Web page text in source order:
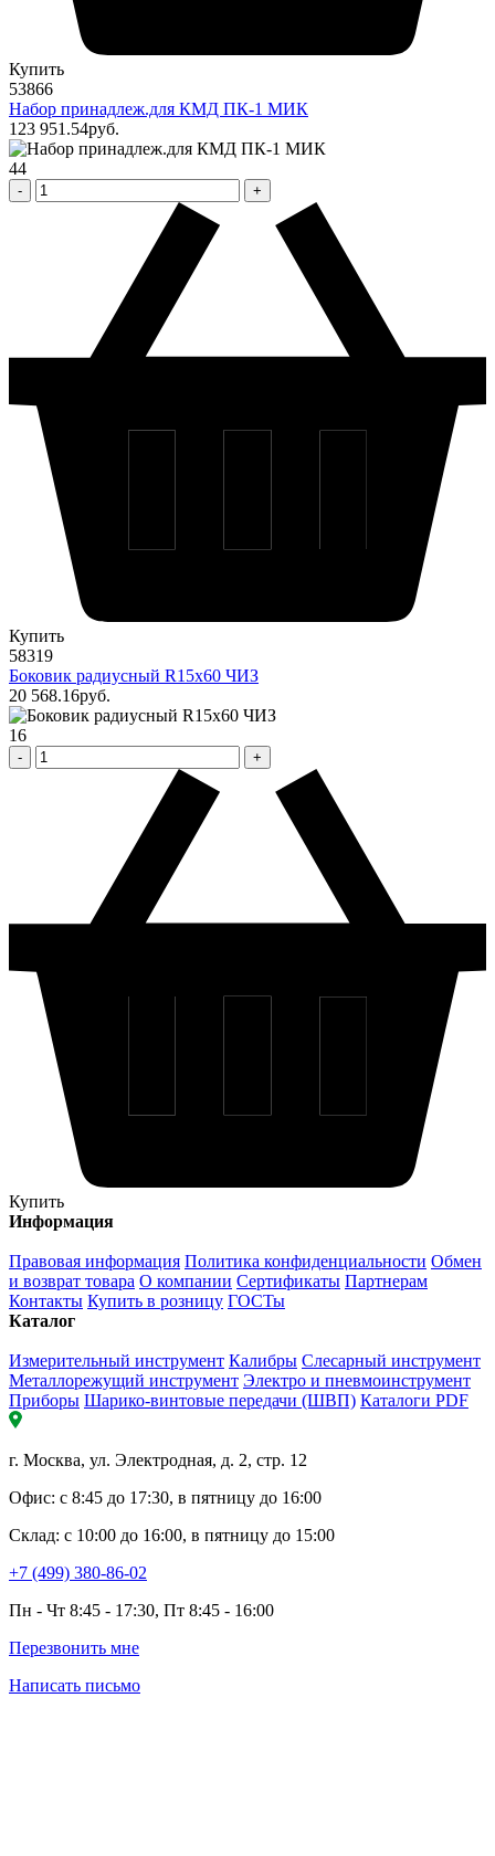
Купить
53866
Набор принадлеж.для КМД ПК-1 МИК
123 951.54pуб.
44
Купить
58319
Боковик радиусный R15х60 ЧИЗ
20 568.16pуб.
16
Купить
Информация
Правовая информация Политика конфиденциальности Обмен
и возврат товара О компании Сертификаты Партнерам
Контакты Купить в розницу ГОСТы
Каталог
Измерительный инструмент Калибры Слесарный инструмент
Металлорежущий инструмент Электро и пневмоинструмент
Приборы Шарико-винтовые передачи (ШВП) Каталоги PDF
г. Москва, ул. Электродная, д. 2, стр. 12
Офис: с 8:45 до 17:30, в пятницу до 16:00
Склад: с 10:00 до 16:00, в пятницу до 15:00
+7 (499) 380-86-02
Пн - Чт 8:45 - 17:30, Пт 8:45 - 16:00
Перезвонить мне
Написать письмо